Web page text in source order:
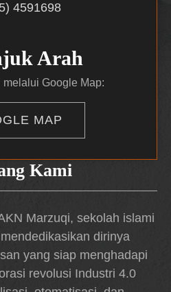
Kami
Marzuqi, sekolah islami
dirinya
yang siap menghadapi
revolusi Industri 4.0
4591698
Arah
melalui Google Map:
MAP